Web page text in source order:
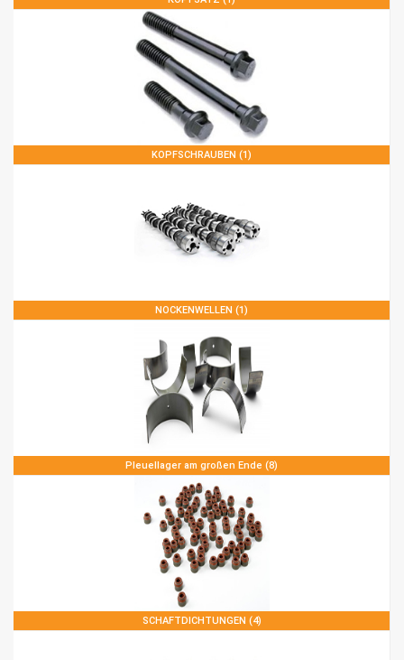
KOPFSCHRAUBEN (1)
NOCKENWELLEN (1)
Pleuellager am großen Ende (8)
SCHAFTDICHTUNGEN (4)